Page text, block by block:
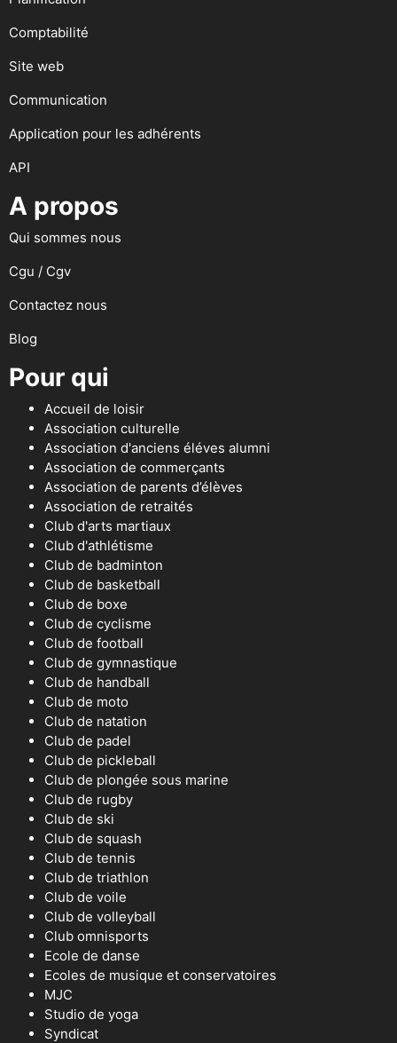
Comptabilité
Site web
Communication
Application pour les adhérents
API
A propos
Qui sommes nous
Cgu / Cgv
Contactez nous
Blog
Pour qui
Accueil de loisir
Association culturelle
Association d'anciens éléves alumni
Association de commerçants
Association de parents d’élèves
Association de retraités
Club d'arts martiaux
Club d'athlétisme
Club de badminton
Club de basketball
Club de boxe
Club de cyclisme
Club de football
Club de gymnastique
Club de handball
Club de moto
Club de natation
Club de padel
Club de pickleball
Club de plongée sous marine
Club de rugby
Club de ski
Club de squash
Club de tennis
Club de triathlon
Club de voile
Club de volleyball
Club omnisports
Ecole de danse
Ecoles de musique et conservatoires
MJC
Studio de yoga
Syndicat